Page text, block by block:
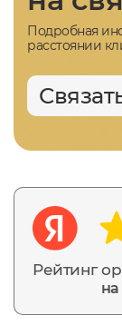
Рейтинг
Подробная
расстоянии